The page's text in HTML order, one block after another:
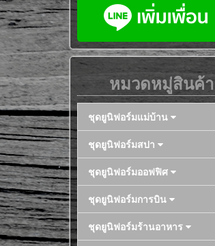
หมวดหมู่สินค้า
ชุดยูนิฟอร์มแม่บ้าน
ชุดยูนิฟอร์มสปา
ชุดยูนิฟอร์มออฟฟิศ
ชุดยูนิฟอร์มการบิน
ชุดยูนิฟอร์มร้านอาหาร